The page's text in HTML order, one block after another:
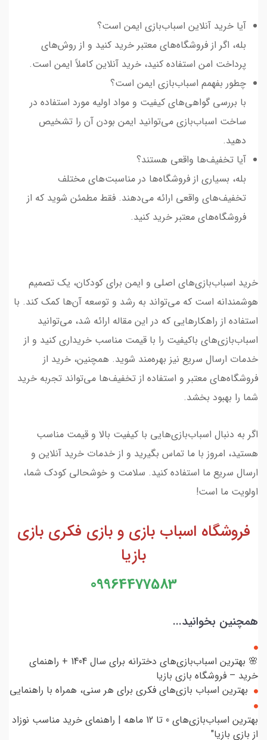
آیا خرید آنلاین اسباب‌بازی ایمن است؟
بله، اگر از فروشگاه‌های معتبر خرید کنید و از روش‌های
پرداخت امن استفاده کنید، خرید آنلاین کاملاً ایمن است.
چطور بفهمم اسباب‌بازی ایمن است؟
با بررسی گواهی‌های کیفیت و مواد اولیه مورد استفاده در
ساخت اسباب‌بازی می‌توانید ایمن بودن آن را تشخیص
دهید.
آیا تخفیف‌ها واقعی هستند؟
بله، بسیاری از فروشگاه‌ها در مناسبت‌های مختلف
تخفیف‌های واقعی ارائه می‌دهند. فقط مطمئن شوید که از
فروشگاه‌های معتبر خرید کنید.
خرید اسباب‌بازی‌های اصلی و ایمن برای کودکان، یک تصمیم
هوشمندانه است که می‌تواند به رشد و توسعه آن‌ها کمک کند. با
استفاده از راهکارهایی که در این مقاله ارائه شد، می‌توانید
اسباب‌بازی‌های باکیفیت را با قیمت مناسب خریداری کنید و از
خدمات ارسال سریع نیز بهره‌مند شوید. همچنین، خرید از
فروشگاه‌های معتبر و استفاده از تخفیف‌ها می‌تواند تجربه خرید
شما را بهبود بخشد.
اگر به دنبال اسباب‌بازی‌هایی با کیفیت بالا و قیمت مناسب
هستید، امروز با ما تماس بگیرید و از خدمات خرید آنلاین و
ارسال سریع ما استفاده کنید. سلامت و خوشحالی کودک شما،
اولویت ما است!
فروشگاه اسباب بازی و بازی فکری بازی
بازیا
09964477583
همچنین بخوانید...
🌸 بهترین اسباب‌بازی‌های دخترانه برای سال 1404 + راهنمای
خرید – فروشگاه بازی بازیا
بهترین اسباب بازی‌های فکری برای هر سنی، همراه با راهنمایی
بهترین اسباب‌بازی‌های 0 تا 12 ماهه | راهنمای خرید مناسب نوزاد
از بازی بازیا"